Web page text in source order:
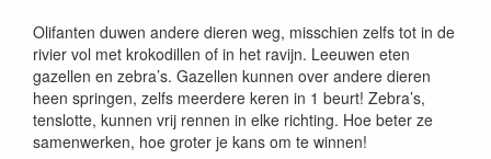
Olifanten duwen andere dieren weg, misschien zelfs tot in de
rivier vol met krokodillen of in het ravijn. Leeuwen eten
gazellen en zebra’s. Gazellen kunnen over andere dieren
heen springen, zelfs meerdere keren in 1 beurt! Zebra’s,
tenslotte, kunnen vrij rennen in elke richting. Hoe beter ze
samenwerken, hoe groter je kans om te winnen!